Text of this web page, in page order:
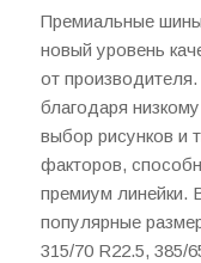
Премиальные
новый уровень
от
благодаря
выбор рисунков и
факторов,
премиум линейки.
популярные
315/70 R22.5, 385/